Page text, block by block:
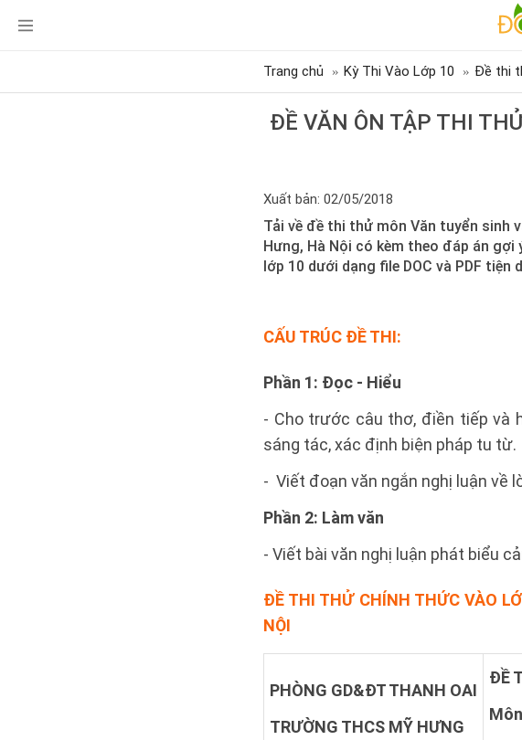
Trang chủ Kỳ Thi Vào Lớp 10 Đề thi
ĐỀ VĂN ÔN TẬP THI
Xuất bản: 02/05/2018
Tải về đề thi thử môn Văn tuyển sinh
Hưng, Hà Nội có kèm theo đáp án
lớp 10 dưới dạng file DOC và PDF tiện
CẤU TRÚC ĐỀ THI:
Phần 1: Đọc - Hiểu
- Cho trước câu thơ, điền tiếp và
sáng tác, xác định biện pháp tu từ.
- Viết đoạn văn ngắn nghị luận về
Phần 2: Làm văn
- Viết bài văn nghị luận phát biểu
ĐỀ THI THỬ CHÍNH THỨC VÀO
NỘI
PHÒNG GD&ĐT THANH OAI
TRƯỜNG THCS MỸ HƯNG
ĐỀ